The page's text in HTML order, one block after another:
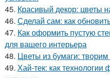
45. Красивый декор: цветы
46. Сделай сам: как
47. Как оформить пустую
для вашего интерьера
48. Цветы из бумаги:
49. Хай-тек: как